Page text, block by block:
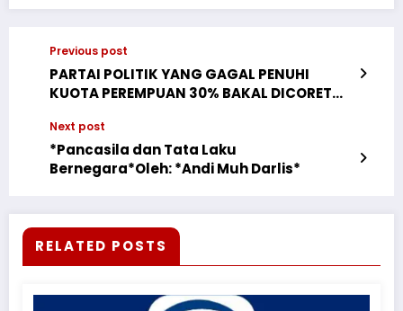
Previous post
PARTAI POLITIK YANG GAGAL PENUHI
KUOTA PEREMPUAN 30% BAKAL DICORET
Next post
*Pancasila dan Tata Laku
Bernegara*Oleh: *Andi Muh Darlis*
RELATED POSTS